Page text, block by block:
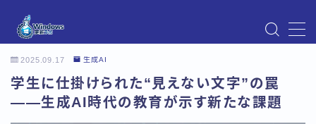
Instagram
Windows Updateの不具合・エラー対処法まとめ
【Windows11対応】
2025.09.17 生成AI
学生に仕掛けられた“見えない文字”の罠
――生成AI時代の教育が示す新たな課題